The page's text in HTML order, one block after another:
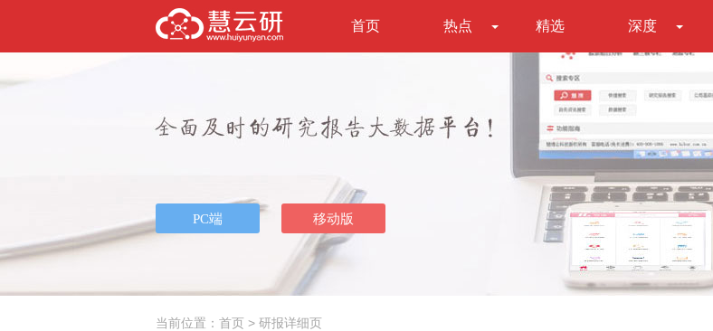
首页 热点 精选 深度
当前位置： 首页 > 研报详细页